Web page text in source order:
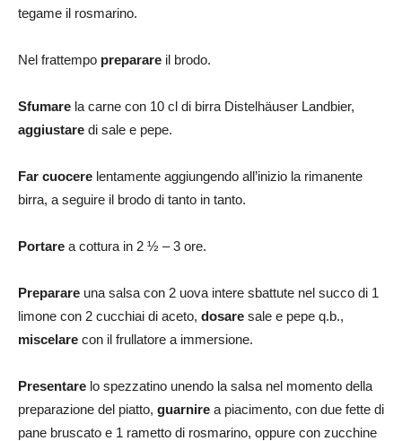
tegame il rosmarino.
Nel frattempo preparare il brodo.
Sfumare la carne con 10 cl di birra Distelhäuser Landbier,
aggiustare di sale e pepe.
Far cuocere lentamente aggiungendo all’inizio la rimanente
birra, a seguire il brodo di tanto in tanto.
Portare a cottura in 2 ½ – 3 ore.
Preparare una salsa con 2 uova intere sbattute nel succo di 1
limone con 2 cucchiai di aceto, dosare sale e pepe q.b.,
miscelare con il frullatore a immersione.
Presentare lo spezzatino unendo la salsa nel momento della
preparazione del piatto, guarnire a piacimento, con due fette di
pane bruscato e 1 rametto di rosmarino, oppure con zucchine